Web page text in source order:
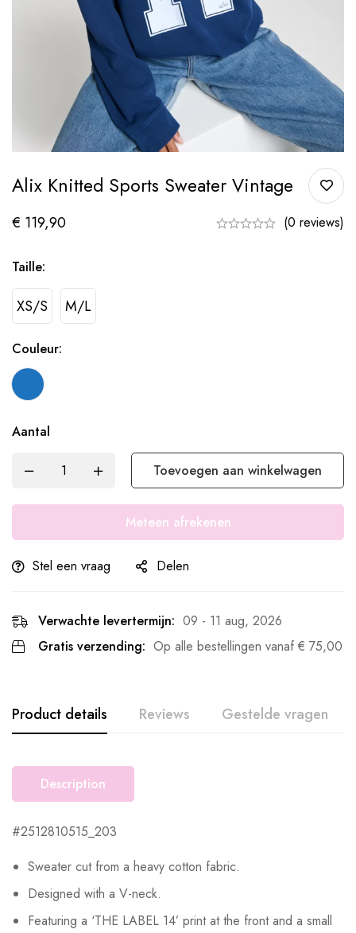
Alix Knitted Sports Sweater Vintage
€ 119,90 (0 reviews)
Taille:
XS/S M/L
Couleur:
Aantal
Toevoegen aan winkelwagen
Meteen afrekenen
Stel een vraag Delen
Verwachte levertermijn: 09 - 11 aug, 2026
Gratis verzending: Op alle bestellingen vanaf € 75,00
Product details Reviews Gestelde vragen
Description
#2512810515_203
Sweater cut from a heavy cotton fabric.
Designed with a V-neck.
Featuring a ‘THE LABEL 14’ print at the front and a small